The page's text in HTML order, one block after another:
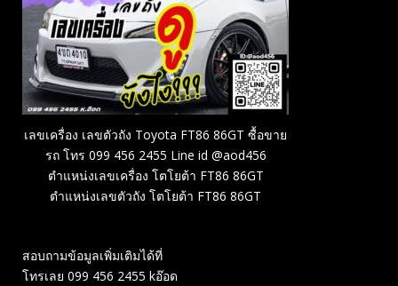
เลขเครื่อง เลขตัวถัง Toyota FT86 86GT ซื้อขาย
รถ โทร 099 456 2455 Line id @aod456
ตำแหน่งเลขเครื่อง โตโยต้า FT86 86GT
ตำแหน่งเลขตัวถัง โตโยต้า FT86 86GT
สอบถามข้อมูลเพิ่มเติมได้ที่
โทรเลย 099 456 2455 kอ๊อด